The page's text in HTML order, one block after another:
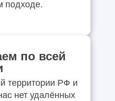
подходе.
по всей
территории РФ и
нет удалённых